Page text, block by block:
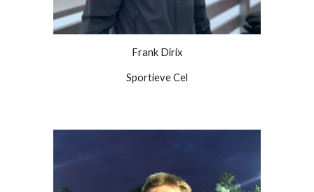
Frank Dirix
Sportieve Cel